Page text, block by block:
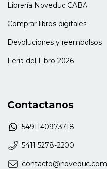
Librería Noveduc CABA
Comprar libros digitales
Devoluciones y reembolsos
Feria del Libro 2026
Contactanos
5491140973718
5411 5278-2200
contacto@noveduc.com